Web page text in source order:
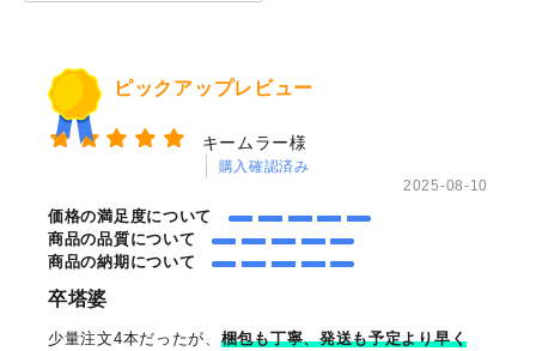
ピックアップレビュー
キームラー様
購入確認済み
2025-08-10
価格の満足度について
商品の品質について
商品の納期について
卒塔婆
少量注文4本だったが、 梱包も丁寧、発送も予定より早く